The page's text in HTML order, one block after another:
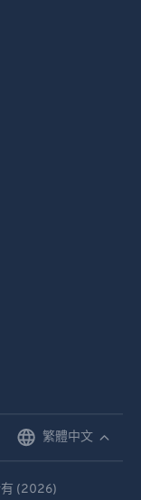
繁體中文
(2026)